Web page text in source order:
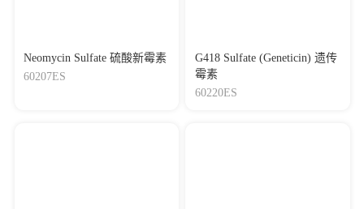
Neomycin Sulfate 硫酸新霉素
60207ES
G418 Sulfate (Geneticin) 遗传
霉素
60220ES